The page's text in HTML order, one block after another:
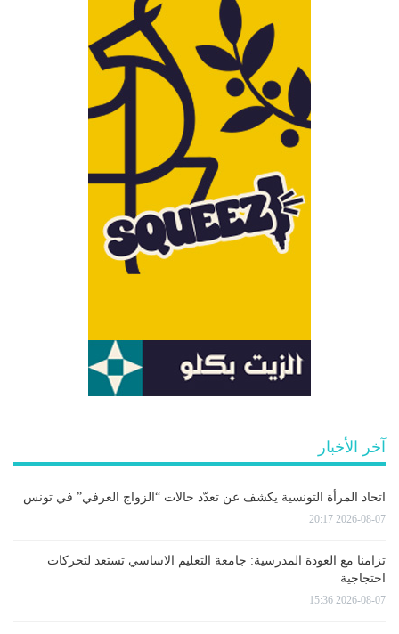
آخر الأخبار
اتحاد المرأة التونسية يكشف عن تعدّد حالات “الزواج العرفي” في تونس
2026-08-07 20:17
تزامنا مع العودة المدرسية: جامعة التعليم الاساسي تستعد لتحركات
احتجاجية
2026-08-07 15:36